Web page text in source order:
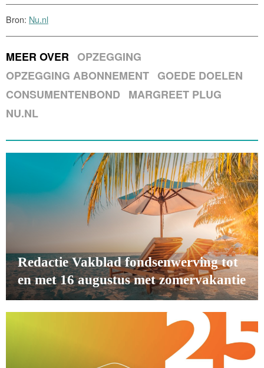
Bron: Nu.nl
MEER OVER OPZEGGING
OPZEGGING ABONNEMENT GOEDE DOELEN
CONSUMENTENBOND
MARGREET PLUG
NU.NL
Redactie Vakblad fondsenwerving tot
en met 16 augustus met zomervakantie